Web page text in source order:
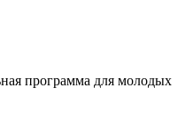
программа для молодых